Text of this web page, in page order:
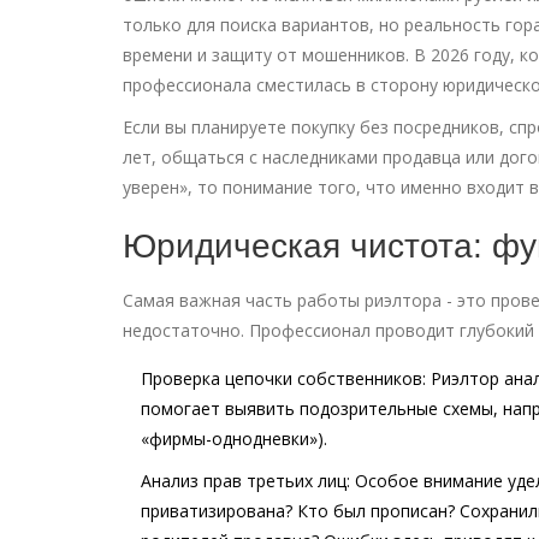
только для поиска вариантов, но реальность
времени и защиту от мошенников. В 2026 году,
профессионала сместилась в сторону
Если вы планируете покупку без посредников,
лет, общаться с наследниками продавца или
уверен», то понимание того, что именно
Юридическая чистота:
Самая важная часть работы риэлтора - это
недостаточно. Профессионал проводит
Проверка цепочки собственников: Риэлтор
помогает выявить подозрительные схемы,
«фирмы-однодневки»).
Анализ прав третьих лиц: Особое внимание
приватизирована? Кто был прописан?